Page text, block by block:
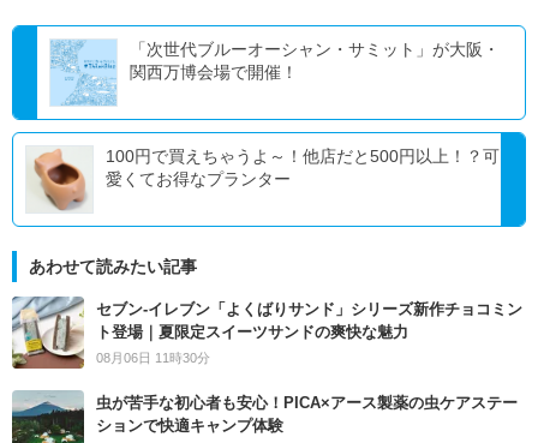
「次世代ブルーオーシャン・サミット」が大阪・
関西万博会場で開催！
100円で買えちゃうよ～！他店だと500円以上！？可
愛くてお得なプランター
あわせて読みたい記事
セブン‐イレブン「よくばりサンド」シリーズ新作チョコミン
ト登場｜夏限定スイーツサンドの爽快な魅力
08月06日 11時30分
虫が苦手な初心者も安心！PICA×アース製薬の虫ケアステー
ションで快適キャンプ体験